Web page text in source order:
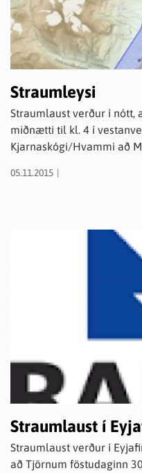
Straumleysi
Straumlaust verður í nótt,
miðnætti til kl. 4 í
Kjarnaskógi/Hvammi að
05.11.2015
Straumlaust í
Straumlaust verður í
að Tjörnum föstudaginn